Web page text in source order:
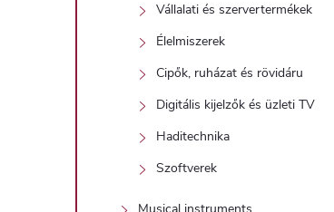
Vállalati és szervertermékek
Élelmiszerek
Cipők, ruházat és rövidáru
Digitális kijelzők és üzleti TV
Haditechnika
Szoftverek